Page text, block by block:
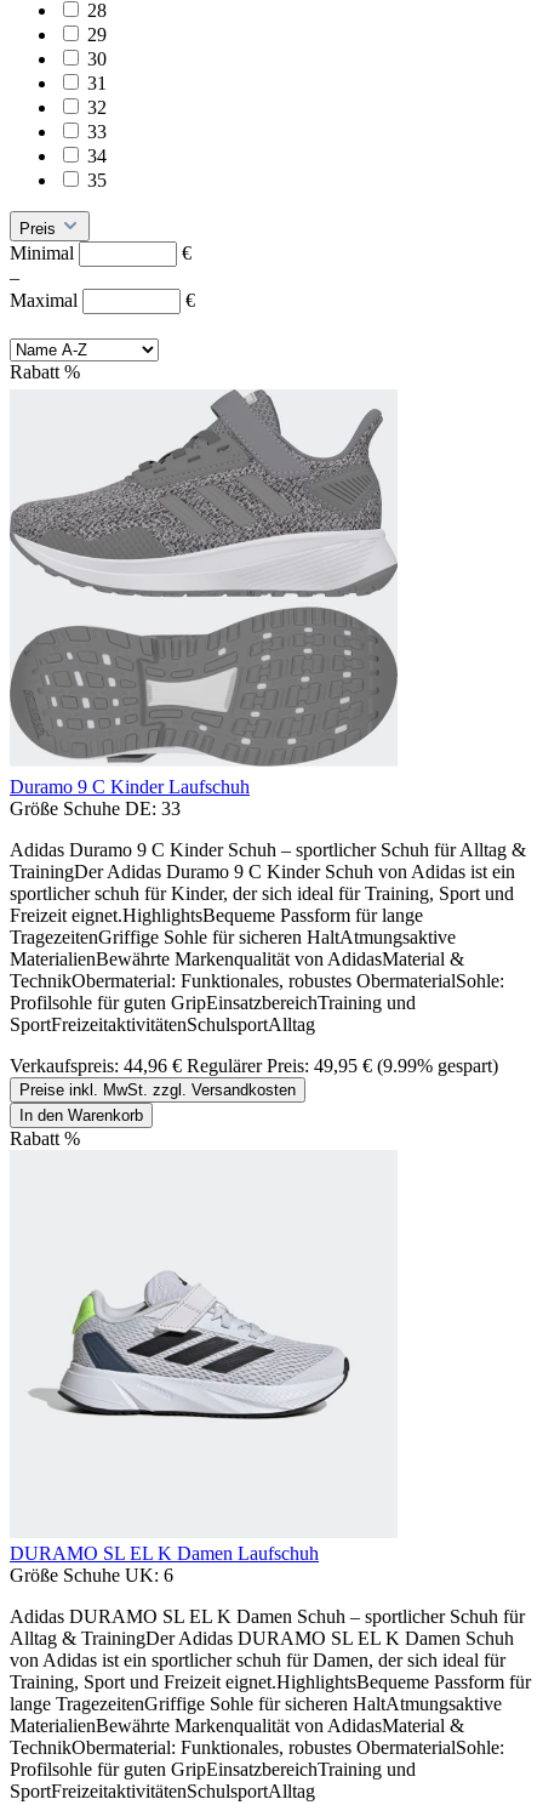
28
29
30
31
32
33
34
35
Preis
Minimal
€
–
Maximal
€
Rabatt %
Duramo 9 C Kinder Laufschuh
Größe Schuhe DE: 33
Adidas Duramo 9 C Kinder Schuh – sportlicher Schuh für Alltag &
TrainingDer Adidas Duramo 9 C Kinder Schuh von Adidas ist ein
sportlicher schuh für Kinder, der sich ideal für Training, Sport und
Freizeit eignet.HighlightsBequeme Passform für lange
TragezeitenGriffige Sohle für sicheren HaltAtmungsaktive
MaterialienBewährte Markenqualität von AdidasMaterial &
TechnikObermaterial: Funktionales, robustes ObermaterialSohle:
Profilsohle für guten GripEinsatzbereichTraining und
SportFreizeitaktivitätenSchulsportAlltag
Verkaufspreis: 44,96 € Regulärer Preis: 49,95 € (9.99% gespart)
Preise inkl. MwSt. zzgl. Versandkosten
In den Warenkorb
Rabatt %
DURAMO SL EL K Damen Laufschuh
Größe Schuhe UK: 6
Adidas DURAMO SL EL K Damen Schuh – sportlicher Schuh für
Alltag & TrainingDer Adidas DURAMO SL EL K Damen Schuh
von Adidas ist ein sportlicher schuh für Damen, der sich ideal für
Training, Sport und Freizeit eignet.HighlightsBequeme Passform für
lange TragezeitenGriffige Sohle für sicheren HaltAtmungsaktive
MaterialienBewährte Markenqualität von AdidasMaterial &
TechnikObermaterial: Funktionales, robustes ObermaterialSohle:
Profilsohle für guten GripEinsatzbereichTraining und
SportFreizeitaktivitätenSchulsportAlltag